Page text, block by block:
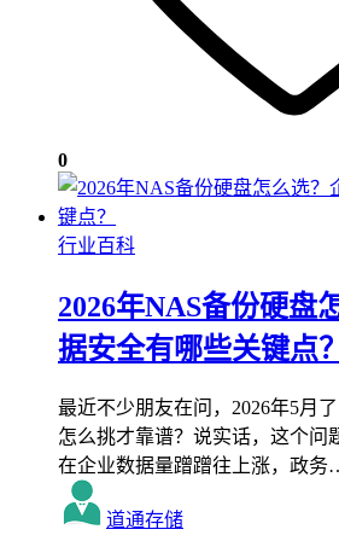
0
行业百科
2026年NAS备份硬盘
据安全有哪些关键点？
最近不少朋友在问，2026年5月
怎么挑才靠谱？说实话，这个问
在企业数据量蹭蹭往上涨，政务
道通存储